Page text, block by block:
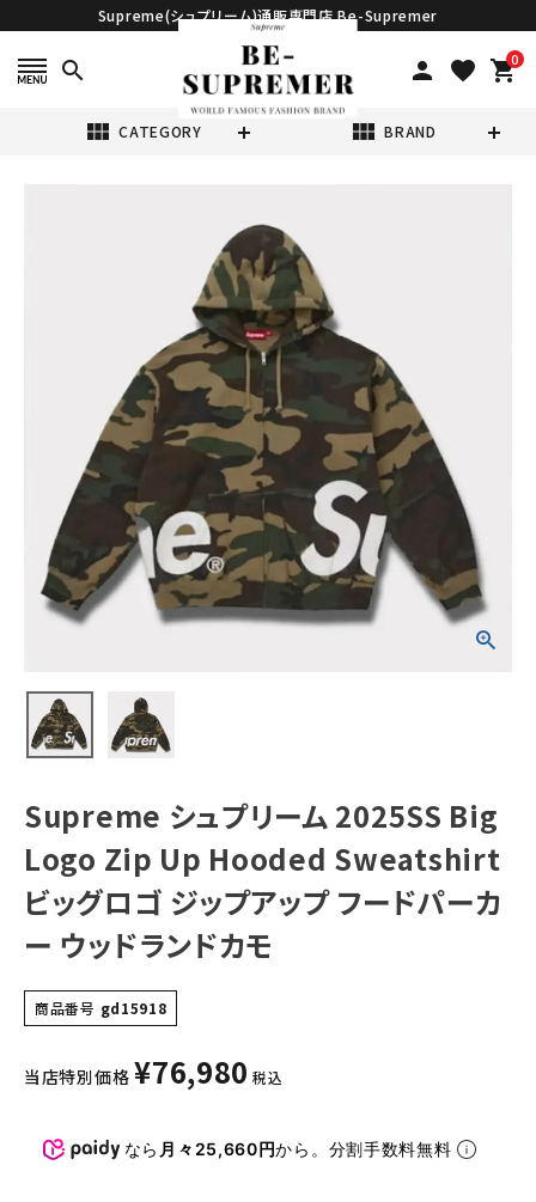
Supreme(シュプリーム)通販専門店 Be-Supremer
search person favorite 0
shopping_cart
view_module CATEGORY view_module BRAND
Supreme シュプ
リーム 2025SS
Big Logo Zip
Up Hooded
Sweatshirt ビッ
グロゴ ジップアッ
プ フードパーカー
ウッドランドカモ
¥69,980
NEW ITEMS
Tシャツ・ロングスリーブ
パーカー・トレーナー
キャップ・ハット
ニット帽・ビーニー
バックパック・リュック
その他バッグ類
スニーカー・ブーツ
パンツ・ショーツ
Supreme シュプリーム 2025SS Big
Logo Zip Up Hooded Sweatshirt
ビッグロゴ ジップアップ フードパーカ
ー ウッドランドカモ
商品番号 gd15918
当店特別価格 ¥76,980 税込
なら 月々25,660円から。分割手数料無料